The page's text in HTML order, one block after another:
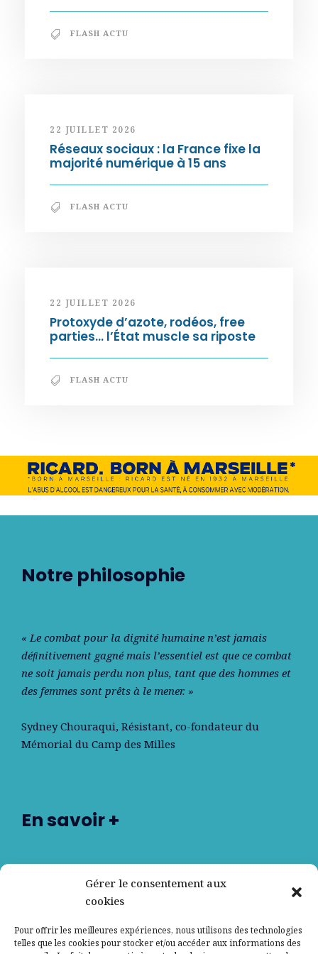
Gérer le consentement aux
cookies
Pour offrir les meilleures expériences, nous utilisons des technologies
telles que les cookies pour stocker et/ou accéder aux informations des
FLASH ACTU
22 JUILLET 2026
Réseaux sociaux : la France fixe la
majorité numérique à 15 ans
FLASH ACTU
22 JUILLET 2026
Protoxyde d’azote, rodéos, free
parties… l’État muscle sa riposte
FLASH ACTU
Notre philosophie
« Le combat pour la dignité humaine n’est jamais
déﬁnitivement gagné mais l’essentiel est que ce combat
ne soit jamais perdu non plus, tant que des hommes et
des femmes sont prêts à le mener. »
Sydney Chouraqui, Résistant, co-fondateur du
Mémorial du Camp des Milles
En savoir +
Nos partenaires